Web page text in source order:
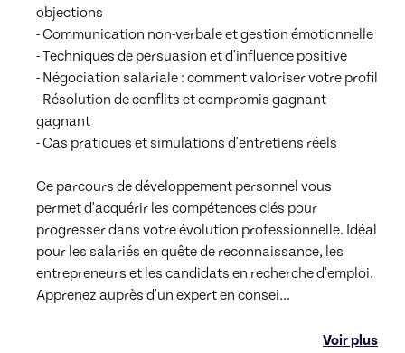
objections
- Communication non-verbale et gestion émotionnelle
- Techniques de persuasion et d'influence positive
- Négociation salariale : comment valoriser votre profil
- Résolution de conflits et compromis gagnant-
gagnant
- Cas pratiques et simulations d'entretiens réels
Ce parcours de développement personnel vous
permet d'acquérir les compétences clés pour
progresser dans votre évolution professionnelle. Idéal
pour les salariés en quête de reconnaissance, les
entrepreneurs et les candidats en recherche d'emploi.
Apprenez auprès d'un expert en consei...
Voir plus